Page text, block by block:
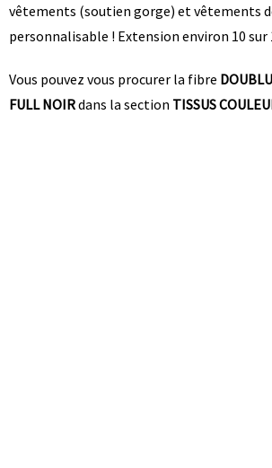
vêtements (soutien gorge) et vêtements
personnalisable ! Extension environ 10 sur
Vous pouvez vous procurer la fibre
FULL NOIRdans la section TISSUS